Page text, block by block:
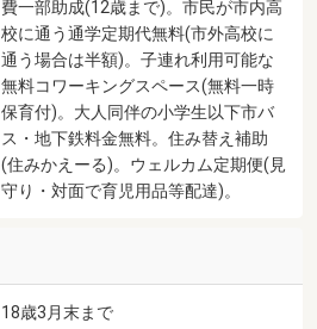
費一部助成(12歳まで)。市民が市内高
校に通う通学定期代無料(市外高校に
通う場合は半額)。子連れ利用可能な
無料コワーキングスペース(無料一時
保育付)。大人同伴の小学生以下市バ
ス・地下鉄料金無料。住み替え補助
(住みかえーる)。ウェルカム定期便(見
守り・対面で育児用品等配達)。
18歳3月末まで